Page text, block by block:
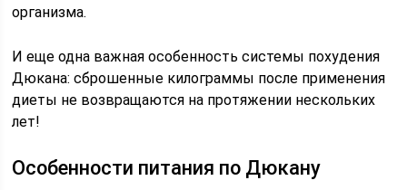
организма.
И еще одна важная особенность системы похудения
Дюкана: сброшенные килограммы после применения
диеты не возвращаются на протяжении нескольких
лет!
Особенности питания по Дюкану